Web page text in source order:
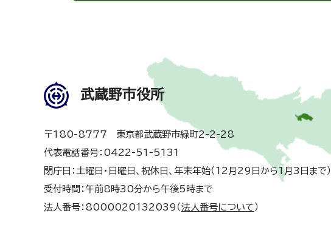
武蔵野市役所
〒180-8777 東京都武蔵野市緑町2-2-28
代表電話番号：0422-51-5131
閉庁日：土曜日・日曜日、祝休日、年末年始（12月29日から1月3日まで）
受付時間：午前8時30分から午後5時まで
法人番号：8000020132039（ 法人番号について ）